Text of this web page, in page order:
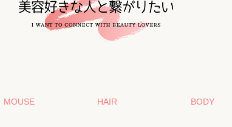
MOUSE HAIR BODY